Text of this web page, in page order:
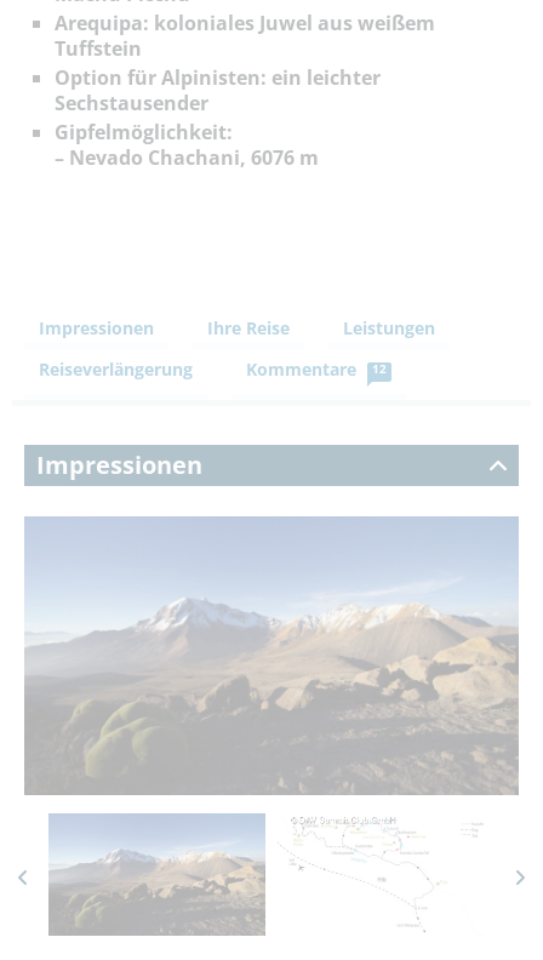
Arequipa: koloniales Juwel aus weißem
Tuffstein
Option für Alpinisten: ein leichter
Sechstausender
Gipfelmöglichkeit:
– Nevado Chachani, 6076 m
Impressionen Ihre Reise
Leistungen
Reiseverlängerung
Kommentare 12
Impressionen